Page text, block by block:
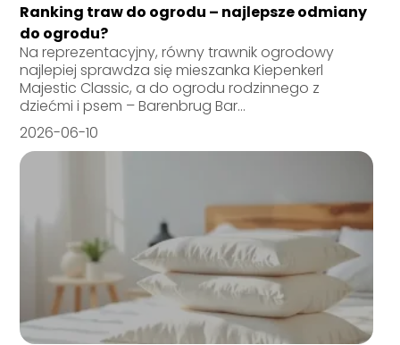
Ranking traw do ogrodu – najlepsze odmiany
do ogrodu?
Na reprezentacyjny, równy trawnik ogrodowy
najlepiej sprawdza się mieszanka Kiepenkerl
Majestic Classic, a do ogrodu rodzinnego z
dziećmi i psem – Barenbrug Bar...
2026-06-10